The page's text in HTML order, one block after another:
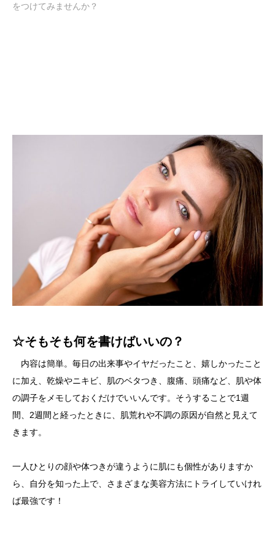
をつけてみませんか？
☆そもそも何を書けばいいの？
内容は簡単。毎日の出来事やイヤだったこと、嬉しかったこと
に加え、乾燥やニキビ、肌のベタつき、腹痛、頭痛など、肌や体
の調子をメモしておくだけでいいんです。そうすることで1週
間、2週間と経ったときに、肌荒れや不調の原因が自然と見えて
きます。
一人ひとりの顔や体つきが違うように肌にも個性がありますか
ら、自分を知った上で、さまざまな美容方法にトライしていけれ
ば最強です！